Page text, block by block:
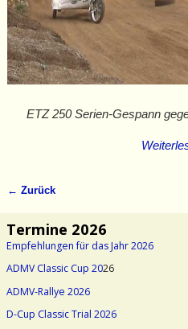
ETZ 250 Serien-Gespann
← Zurück
Termine 2026
Empfehlungen für das Jahr 2026
ADMV Classic Cup 2026
ADMV-Rallye 2026
D-Cup Classic Trial 2026